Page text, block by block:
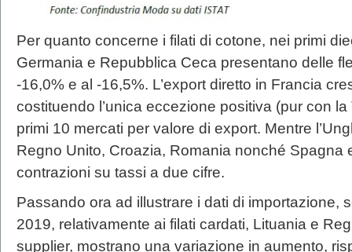
Per quanto concerne i filati di cotone, nei primi
Germania e Repubblica Ceca presentano delle
-16,0% e al -16,5%. L’export diretto in Francia
costituendo l’unica eccezione positiva (pur con la
primi 10 mercati per valore di export. Mentre
Regno Unito, Croazia, Romania nonché Spagna
contrazioni su tassi a due cifre.
Passando ora ad illustrare i dati di importazione,
2019, relativamente ai filati cardati, Lituania e
supplier, mostrano una variazione in aumento,